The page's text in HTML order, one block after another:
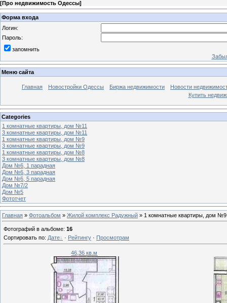
[Про недвижимость Одессы]
Форма входа
Логин:
Пароль:
запомнить
Меню сайта
Главная Новостройки Одессы Биржа недвижимости
Новости
Купить
Categories
1 комнатные квартиры, дом №11
3 комнатные квартиры, дом №11
1 комнатные квартиры, дом №9
3 комнатные квартиры, дом №9
1 комнатные квартиры, дом №8
3 комнатные квартиры, дом №8
Дом №6, 1 парадная
Дом №6, 3 парадная
Дом №6, 5 парадная
Дом №7/2
Дом №5
Фототчет
Главная » Фотоальбом » Жилой комплекс Радужный » 1 комнатные квартиры, дом №9
Фотографий в альбоме: 16
Сортировать по: Дате · Рейтингу · Просмотрам
46,36 кв.м